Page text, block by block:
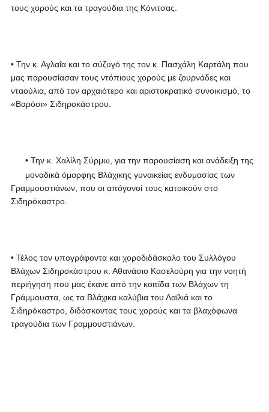
τους χορούς και τα τραγούδια της Κόνιτσας.
• Την κ. Αγλαΐα και το σύζυγό της τον κ. Πασχάλη Καρτάλη που
μας παρουσίασαν τους ντόπιους χορούς με ζουρνάδες και
νταούλια, από τον αρχαιότερο και αριστοκρατικό συνοικισμό, το
«Βαρόσι» Σιδηροκάστρου.
• Την κ. Χαλίλη Σύρμω, για την παρουσίαση και ανάδειξη της
μοναδικά όμορφης Βλάχικης γυναικείας ενδυμασίας των
Γραμμουστιάνων, που οι απόγονοί τους κατοικούν στο
Σιδηρόκαστρο.
• Τέλος τον υπογράφοντα και χοροδιδάσκαλο του Συλλόγου
Βλάχων Σιδηροκάστρου κ. Αθανάσιο Κασελούρη για την νοητή
περιήγηση που μας έκανε από την κοιτίδα των Βλάχων τη
Γράμμουστα, ως τα Βλάχικα καλύβια του Λαϊλιά και το
Σιδηρόκαστρο, διδάσκοντας τους χορούς και τα βλαχόφωνα
τραγούδια των Γραμμουστιάνων.